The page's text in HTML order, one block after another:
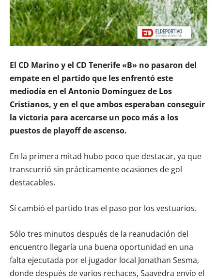
El CD Marino y el CD Tenerife «B» no pasaron del
empate en el partido que les enfrentó este
mediodía en el Antonio Domínguez de Los
Cristianos, y en el que ambos esperaban conseguir
la victoria para acercarse un poco más a los
puestos de playoff de ascenso.
En la primera mitad hubo poco que destacar, ya que
transcurrió sin prácticamente ocasiones de gol
destacables.
Sí cambió el partido tras el paso por los vestuarios.
Sólo tres minutos después de la reanudación del
encuentro llegaría una buena oportunidad en una
falta ejecutada por el jugador local Jonathan Sesma,
donde después de varios rechaces, Saavedra envío el